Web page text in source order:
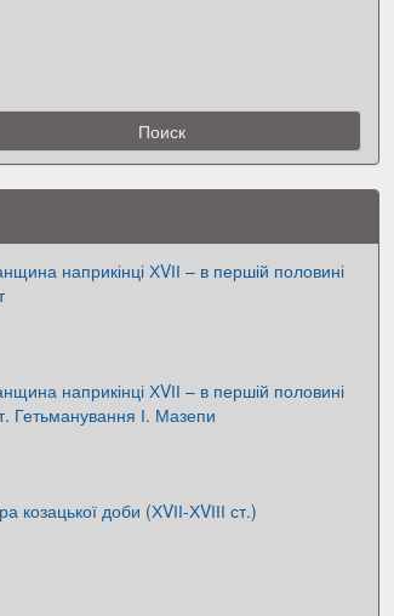
наприкінці ХVІІ – в першій половині
наприкінці ХVІІ – в першій половині
Гетьманування І. Мазепи
козацької доби (ХVІІ-ХVІІІ ст.)